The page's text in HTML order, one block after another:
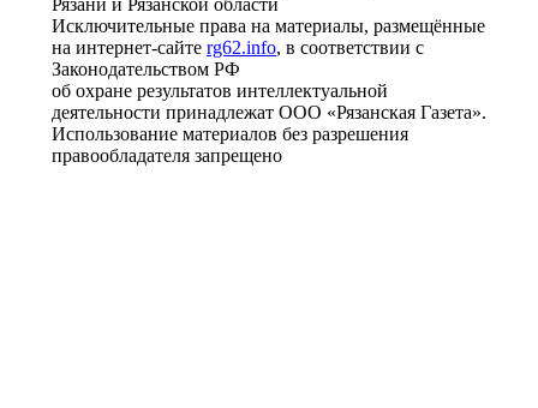
Рязани и Рязанской области
Исключительные права на материалы, размещённые
на интернет-сайте rg62.info, в соответствии с
Законодательством РФ
об охране результатов интеллектуальной
деятельности принадлежат ООО «Рязанская Газета».
Использование материалов без разрешения
правообладателя запрещено